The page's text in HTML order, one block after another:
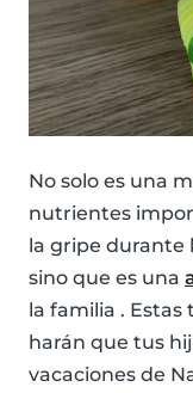
No solo es una
nutrientes
la gripe durante
sino que es una
la familia .
harán que tus
vacaciones de